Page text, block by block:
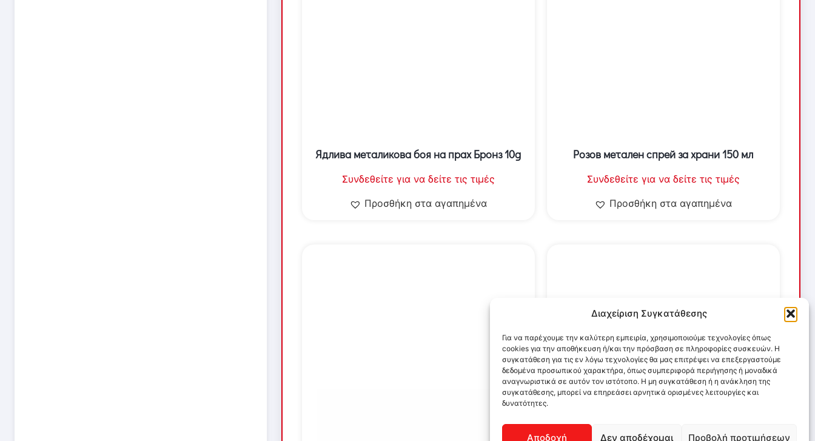
Διαχείριση Συγκατάθεσης
Για να παρέχουμε την καλύτερη εμπειρία, χρησιμοποιούμε τεχνολογίες όπως
cookies για την αποθήκευση ή/και την πρόσβαση σε πληροφορίες συσκευών. Η
συγκατάθεση για τις εν λόγω τεχνολογίες θα μας επιτρέψει να επεξεργαστούμε
δεδομένα προσωπικού χαρακτήρα, όπως συμπεριφορά περιήγησης ή μοναδικά
αναγνωριστικά σε αυτόν τον ιστότοπο. Η μη συγκατάθεση ή η ανάκληση της
συγκατάθεσης, μπορεί να επηρεάσει αρνητικά ορισμένες λειτουργίες και
δυνατότητες.
Αποδοχή Δεν αποδέχομαι Προβολή προτιμήσεων
Ядлива металикова боя на прах Бронз 10g
Συνδεθείτε για να δείτε τις τιμές
Προσθήκη στα αγαπημένα
Розов метален спрей за храни 150 мл
Συνδεθείτε για να δείτε τις τιμές
Προσθήκη στα αγαπημένα